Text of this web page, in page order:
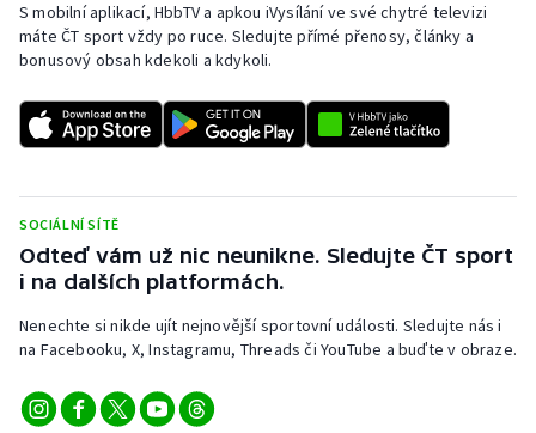
Sportovní střelba
Stolní tenis
Veslování
Vodní slalom
Volejbal
Ostatní
S mobilní aplikací, HbbTV a apkou iVysílání ve své chytré televizi
máte ČT sport vždy po ruce. Sledujte přímé přenosy, články a
bonusový obsah kdekoli a kdykoli.
SOCIÁLNÍ SÍTĚ
Odteď vám už nic neunikne. Sledujte ČT sport
i na dalších platformách.
Nenechte si nikde ujít nejnovější sportovní události. Sledujte nás i
na Facebooku, X, Instagramu, Threads či YouTube a buďte v obraze.